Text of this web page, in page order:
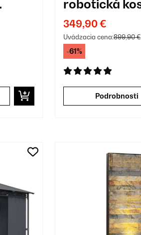
robotická
349,90 €
Uvádzacia cena:899,90 €
-61%
Podrobnosti